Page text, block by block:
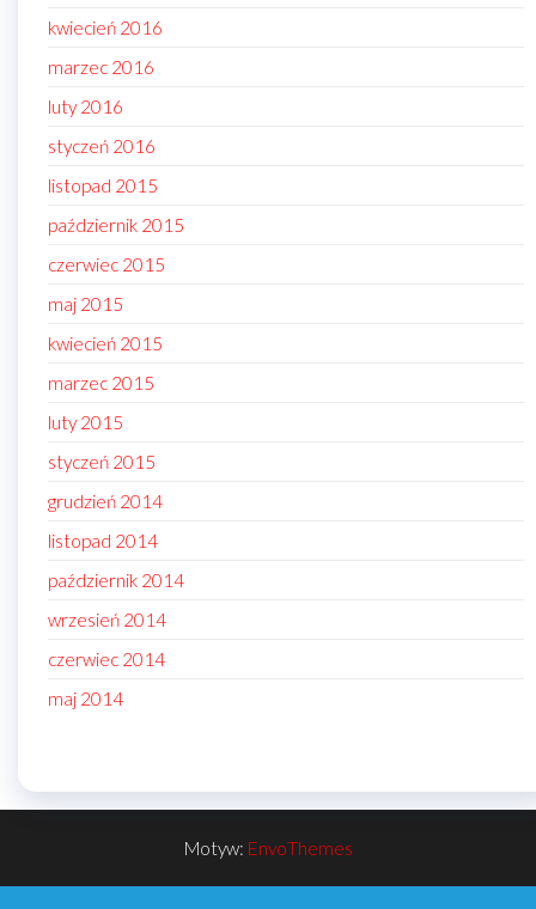
kwiecień 2016
marzec 2016
luty 2016
styczeń 2016
listopad 2015
październik 2015
czerwiec 2015
maj 2015
kwiecień 2015
marzec 2015
luty 2015
styczeń 2015
grudzień 2014
listopad 2014
październik 2014
wrzesień 2014
czerwiec 2014
maj 2014
Motyw: EnvoThemes